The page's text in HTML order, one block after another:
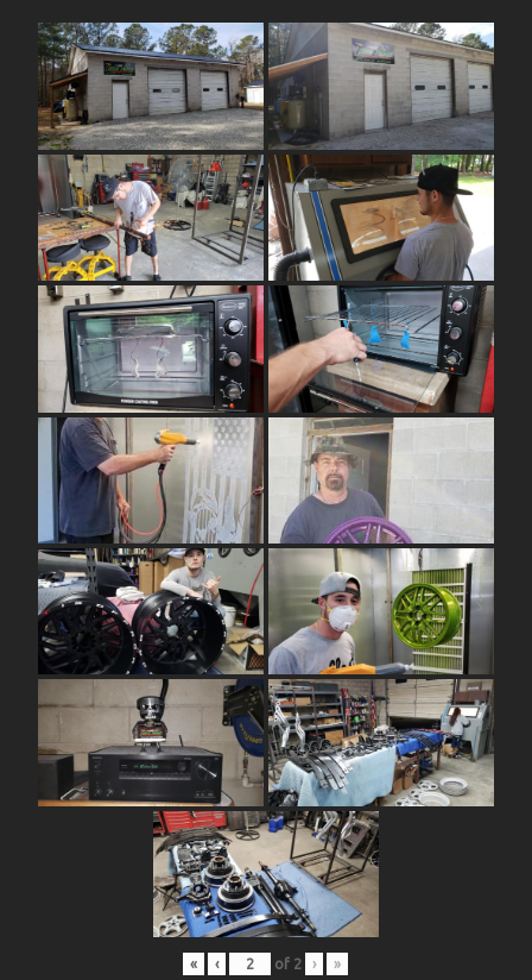
« ‹ of 2 › »